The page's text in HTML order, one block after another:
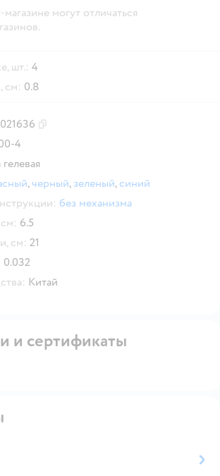
могут отличаться
шт.: 4
см: 0.8
4
, черный,зеленый, синий
без механизма
6.5
см: 21
0.032
Китай
и сертификаты